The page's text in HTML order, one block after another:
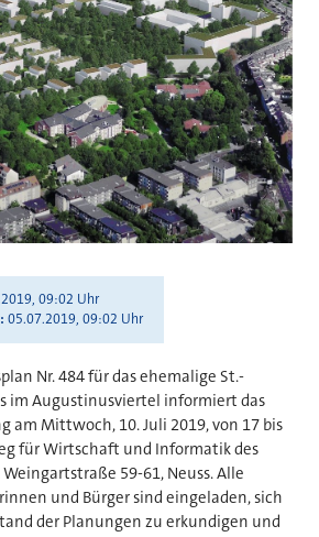
09:02 Uhr
05.07.2019, 09:02 Uhr
Nr. 484 für das ehemalige St.-
im Augustinusviertel informiert das
am Mittwoch, 10. Juli 2019, von 17 bis
für Wirtschaft und Informatik des
Weingartstraße 59-61, Neuss. Alle
und Bürger sind eingeladen, sich
der Planungen zu erkundigen und